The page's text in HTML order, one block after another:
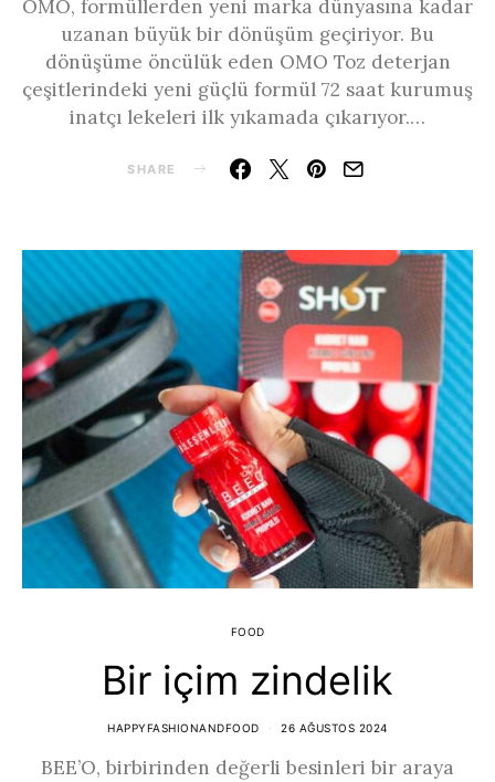
OMO, formüllerden yeni marka dünyasına kadar
uzanan büyük bir dönüşüm geçiriyor. Bu
dönüşüme öncülük eden OMO Toz deterjan
çeşitlerindeki yeni güçlü formül 72 saat kurumuş
inatçı lekeleri ilk yıkamada çıkarıyor.…
SHARE
FOOD
Bir içim zindelik
HAPPYFASHIONANDFOOD 26 AĞUSTOS 2024
BEE’O, birbirinden değerli besinleri bir araya